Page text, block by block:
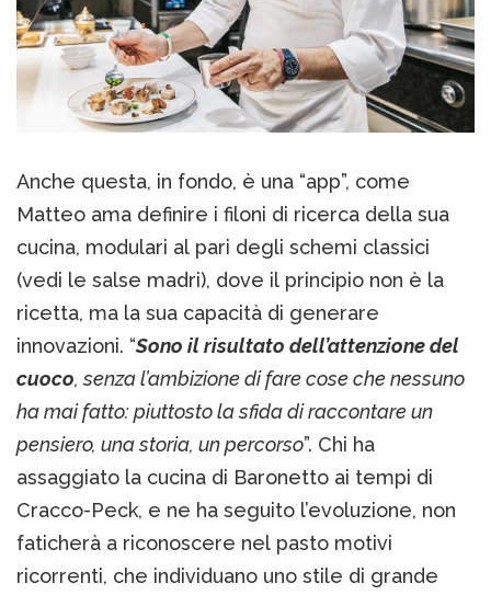
Anche questa, in fondo, è una “app”, come
Matteo ama definire i filoni di ricerca della sua
cucina, modulari al pari degli schemi classici
(vedi le salse madri), dove il principio non è la
ricetta, ma la sua capacità di generare
innovazioni. “Sono il risultato dell’attenzione del
cuoco, senza l’ambizione di fare cose che nessuno
ha mai fatto: piuttosto la sfida di raccontare un
pensiero, una storia, un percorso”. Chi ha
assaggiato la cucina di Baronetto ai tempi di
Cracco-Peck, e ne ha seguito l’evoluzione, non
faticherà a riconoscere nel pasto motivi
ricorrenti, che individuano uno stile di grande